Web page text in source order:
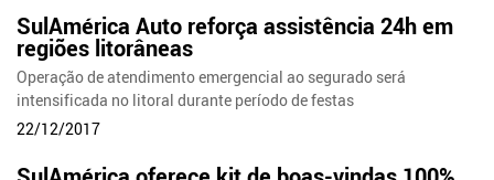
SulAmérica Auto reforça assistência 24h em
regiões litorâneas
Operação de atendimento emergencial ao segurado será
intensificada no litoral durante período de festas
22/12/2017